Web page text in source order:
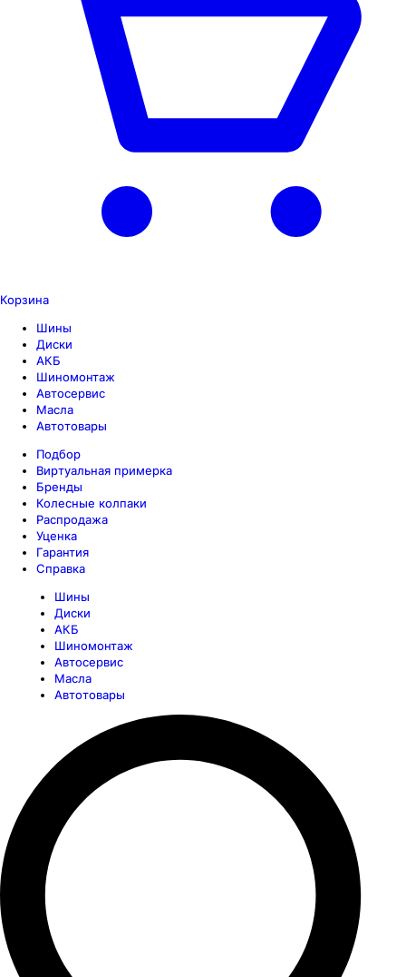
Корзина
Шины
Диски
АКБ
Шиномонтаж
Автосервис
Масла
Автотовары
Подбор
Виртуальная примерка
Бренды
Колесные колпаки
Распродажа
Уценка
Гарантия
Справка
Шины
Диски
АКБ
Шиномонтаж
Автосервис
Масла
Автотовары